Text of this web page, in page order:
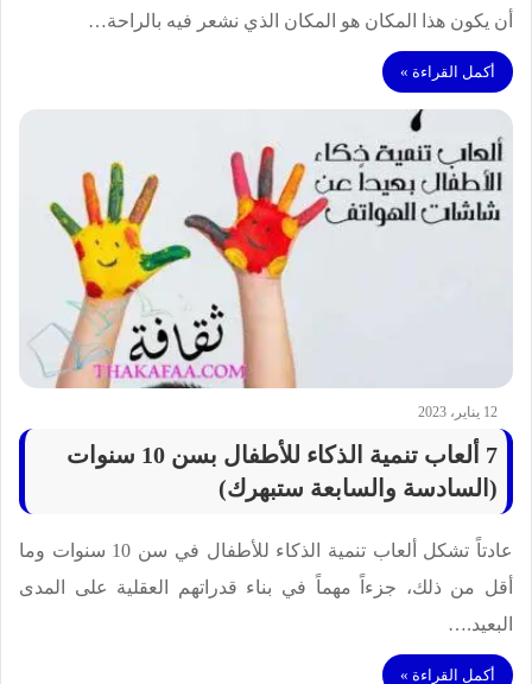
أن يكون هذا المكان هو المكان الذي نشعر فيه بالراحة…
أكمل القراءة »
12 يناير، 2023
7 ألعاب تنمية الذكاء للأطفال بسن 10 سنوات
(السادسة والسابعة ستبهرك)
عادتاً تشكل ألعاب تنمية الذكاء للأطفال في سن 10 سنوات وما
أقل من ذلك، جزءاً مهماً في بناء قدراتهم العقلية على المدى
البعيد.…
أكمل القراءة »